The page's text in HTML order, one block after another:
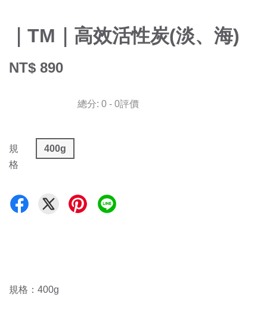
｜TM｜高效活性炭(淡、海)
NT$ 890
總分: 0 - 0評價
規
格
400g
規格：400g